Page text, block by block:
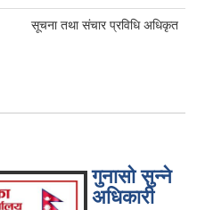
सूचना तथा संचार प्रविधि अधिकृत
गुनासो सुन्ने
अधिकारी